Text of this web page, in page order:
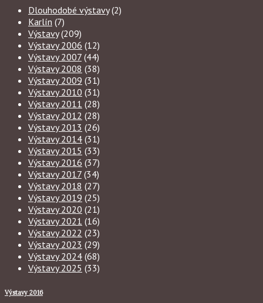
Dlouhodobé výstavy(2)
Karlín (7)
Výstavy(209)
Výstavy 2006 (12)
Výstavy 2007 (44)
Výstavy 2008 (38)
Výstavy 2009 (31)
Výstavy 2010 (31)
Výstavy 2011 (28)
Výstavy 2012 (28)
Výstavy 2013 (26)
Výstavy 2014 (31)
Výstavy 2015 (33)
Výstavy 2016 (37)
Výstavy 2017 (34)
Výstavy 2018 (27)
Výstavy 2019 (25)
Výstavy 2020 (21)
Výstavy 2021 (16)
Výstavy 2022 (23)
Výstavy 2023 (29)
Výstavy 2024 (68)
Výstavy 2025 (33)
Výstavy 2016